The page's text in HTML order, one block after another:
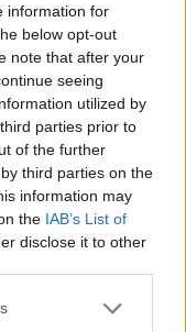
information for
below opt-out
note that after your
seeing
utilized by
parties prior to
of the further
third parties on the
information may
the IAB’s List of
disclose it to other
or more Google
kalandtól és